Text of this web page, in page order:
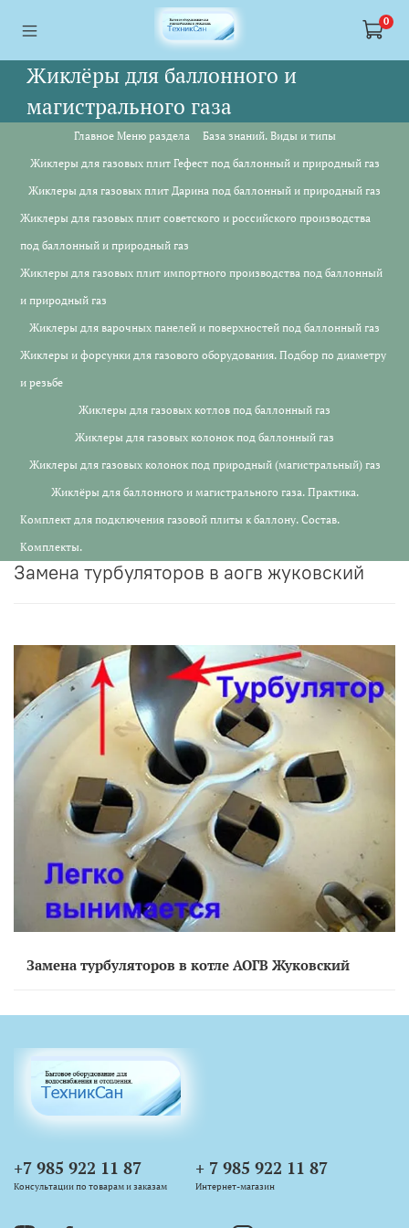
0
Жиклёры для баллонного и
магистрального газа
Главное Меню раздела
База знаний. Виды и типы
Жиклеры для газовых плит Гефест под баллонный и природный газ
Жиклеры для газовых плит Дарина под баллонный и природный газ
Жиклеры для газовых плит советского и российского производства
под баллонный и природный газ
Жиклеры для газовых плит импортного производства под баллонный
и природный газ
Жиклеры для варочных панелей и поверхностей под баллонный газ
Жиклеры и форсунки для газового оборудования. Подбор по диаметру
и резьбе
Жиклеры для газовых котлов под баллонный газ
Жиклеры для газовых колонок под баллонный газ
Жиклеры для газовых колонок под природный (магистральный) газ
Жиклёры для баллонного и магистрального газа. Практика.
Комплект для подключения газовой плиты к баллону. Состав.
Комплекты.
замена турбуляторов в аогв жуковский
Замена турбуляторов в котле АОГВ Жуковский
+7 985 922 11 87
Консультации по товарам и заказам
+ 7 985 922 11 87
Интернет-магазин
<a href="https://webmaster.yandex.ru/siteinfo/?site=https://
<a href="https://webmaster.yandex.ru/siteinfo/?site=https://